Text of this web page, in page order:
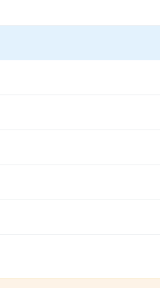
zich onder andere
is zeer goed
vervoer goed te
vloeroppervlak